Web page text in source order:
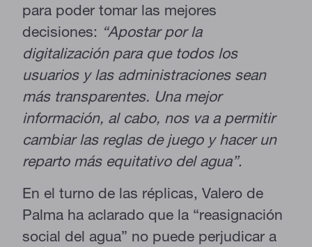
para poder tomar las mejores
decisiones: “Apostar por la
digitalización para que todos los
usuarios y las administraciones sean
más transparentes. Una mejor
información, al cabo, nos va a permitir
cambiar las reglas de juego y hacer un
reparto más equitativo del agua”.
En el turno de las réplicas, Valero de
Palma ha aclarado que la “reasignación
social del agua” no puede perjudicar a